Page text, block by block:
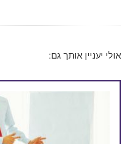
אולי יעניין אותך גם: